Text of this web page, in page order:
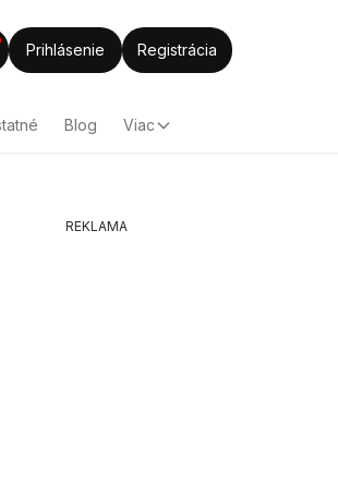
Prihlásenie Registrácia
Blog Viac
REKLAMA